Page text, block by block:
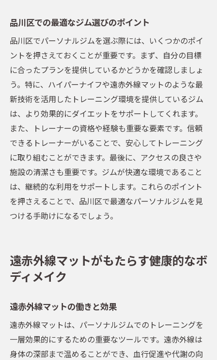
品川区での最適なジム選びのポイント
品川区でパーソナルジムを選ぶ際には、いくつかのポイ
ントを押さえておくことが重要です。まず、自分の目標
に合ったプランを提供しているかどうかを確認しましょ
う。特に、ハイパーナイフや遠赤外線マットのような最
新技術を活用したトレーニング環境を提供しているジム
は、より効果的にダイエットをサポートしてくれます。
また、トレーナーの資格や経験も重要な要素です。信頼
できるトレーナーがいることで、安心してトレーニング
に取り組むことができます。最後に、アクセスの良さや
施設の清潔さも重要です。ジムが快適な環境であること
は、継続的な利用をサポートします。これらのポイント
を押さえることで、品川区で最適なパーソナルジムを見
つける手助けになるでしょう。
遠赤外線マットがもたらす健康的なボ
ディメイク
遠赤外線マットの働きと効果
遠赤外線マットは、パーソナルジムでのトレーニングを
一層効果的にするための重要なツールです。遠赤外線は
身体の深部まで温めることができ、血行促進や代謝の向